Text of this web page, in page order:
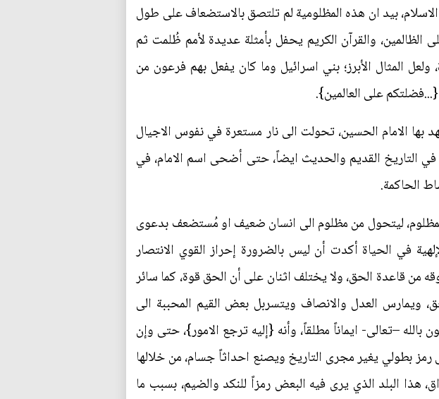
بيد ان هذه المظلومية لم تلتصق بالاستضعاف على طول
والقرآن الكريم يحفل بأمثلة عديدة لأمم ظُلمت ثم
المثال الأبرز؛ بني اسرائيل وما كان يفعل بهم فرعون من
على العالمين}.
بها الامام الحسين، تحولت الى نار مستعرة في نفوس الاجيال
في التاريخ القديم والحديث ايضاً، حتى أضحى اسم الامام، في
الحاكمة.
المظلوم، ليتحول من مظلوم الى انسان ضعيف او مُستضعف بدعوى
في الحياة أكدت أن ليس بالضرورة إحراز القوي الانتصار
من قاعدة الحق، ولا يختلف اثنان على أن الحق قوة، كما سائر
ويمارس العدل والانصاف ويتسربل بعض القيم المحببة الى
–تعالى- ايماناً مطلقاً، وأنه {إليه ترجع الامور}، حتى وإن
رمز بطولي يغير مجرى التاريخ ويصنع احداثاً جسام، من خلالها
هذا البلد الذي يرى فيه البعض رمزاً للنكد والضيم، بسبب ما